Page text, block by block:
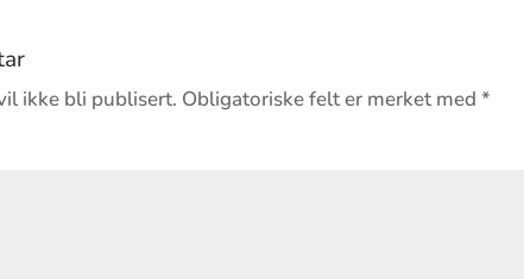
ikke bli publisert. Obligatoriske felt er merket med *